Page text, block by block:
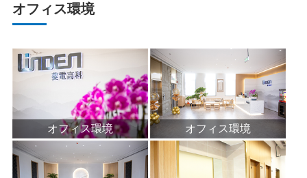
オフィス環境
オフィス環境 オフィス環境